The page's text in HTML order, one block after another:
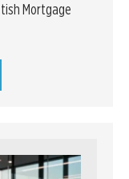
Mortgage